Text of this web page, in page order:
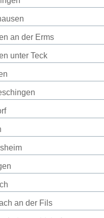
an der Erms
unter Teck
an der Fils